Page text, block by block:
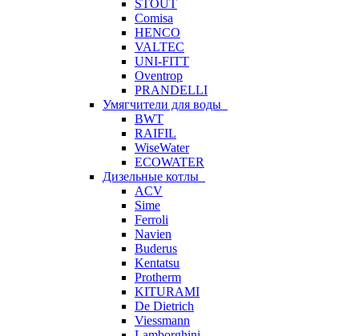
STOUT
Comisa
HENCO
VALTEC
UNI-FITT
Oventrop
PRANDELLI
Умягчители для воды
BWT
RAIFIL
WiseWater
ECOWATER
Дизельные котлы
ACV
Sime
Ferroli
Navien
Buderus
Kentatsu
Protherm
KITURAMI
De Dietrich
Viessmann